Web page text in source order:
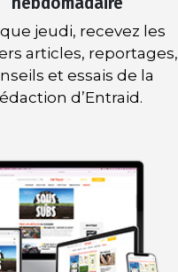
jeudi, recevez les
articles, reportages,
et essais de la
d’Entraid.